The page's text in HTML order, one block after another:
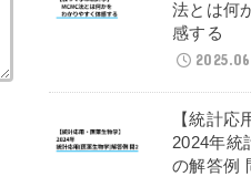
法とは何
感する
【統計応
2024年統
の解答例